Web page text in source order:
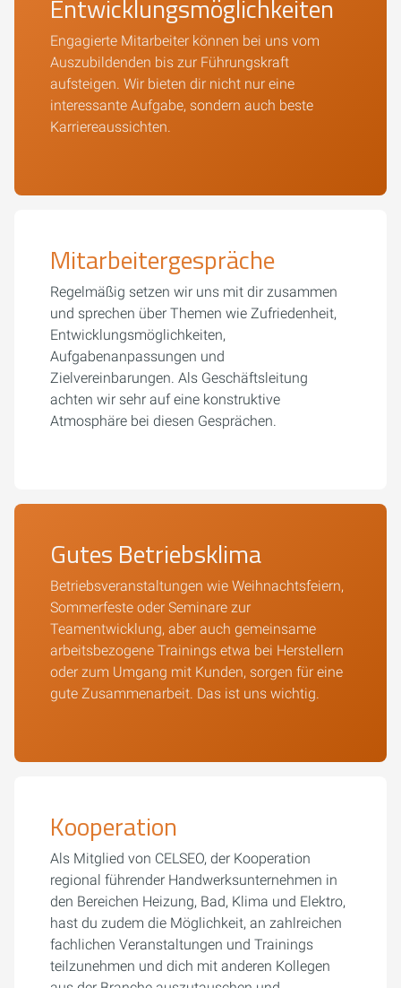
Entwicklungsmöglichkeiten
Engagierte Mitarbeiter können bei uns vom
Auszubildenden bis zur Führungskraft
aufsteigen. Wir bieten dir nicht nur eine
interessante Aufgabe, sondern auch beste
Karriereaussichten.
Mitarbeitergespräche
Regelmäßig setzen wir uns mit dir zusammen
und sprechen über Themen wie Zufriedenheit,
Entwicklungsmöglichkeiten,
Aufgabenanpassungen und
Zielvereinbarungen. Als Geschäftsleitung
achten wir sehr auf eine konstruktive
Atmosphäre bei diesen Gesprächen.
Gutes Betriebsklima
Betriebsveranstaltungen wie Weihnachtsfeiern,
Sommerfeste oder Seminare zur
Teamentwicklung, aber auch gemeinsame
arbeitsbezogene Trainings etwa bei Herstellern
oder zum Umgang mit Kunden, sorgen für eine
gute Zusammenarbeit. Das ist uns wichtig.
Kooperation
Als Mitglied von CELSEO, der Kooperation
regional führender Handwerksunternehmen in
den Bereichen Heizung, Bad, Klima und Elektro,
hast du zudem die Möglichkeit, an zahlreichen
fachlichen Veranstaltungen und Trainings
teilzunehmen und dich mit anderen Kollegen